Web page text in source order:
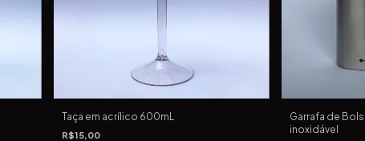
Taça em acrílico 600mL
R$15,00
Garrafa de
inoxidável